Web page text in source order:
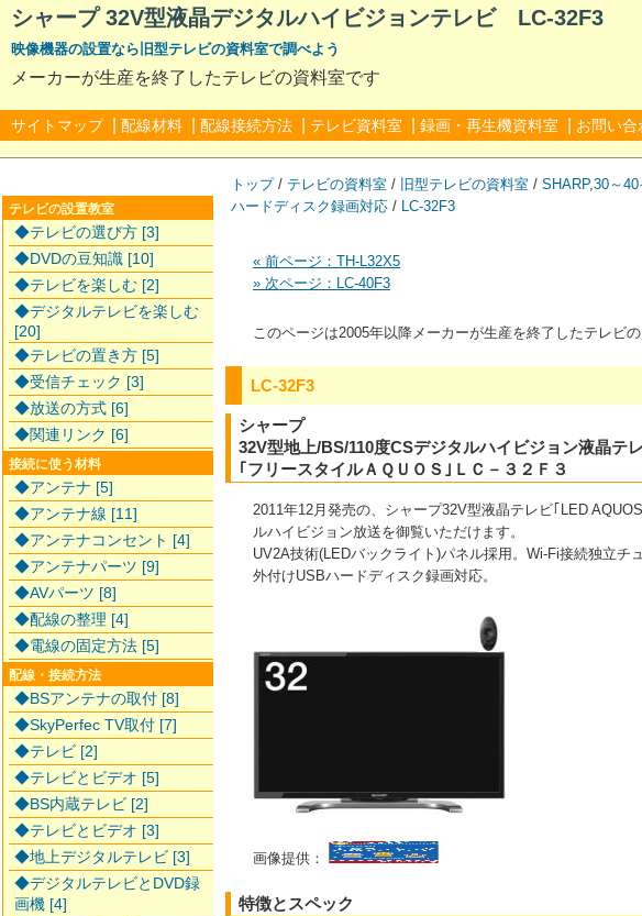
シャープ 32V型液晶デジタルハイビジョンテレビ LC-32F3
映像機器の設置なら旧型テレビの資料室で調べよう
メーカーが生産を終了したテレビの資料室です
サイトマップ 配線材料 配線接続方法 テレビ資料室 録画・再生機資料室 お問い合
トップ/ テレビの資料室 / 旧型テレビの資料室 / SHARP,30～
ハードディスク録画対応 / LC-32F3
« 前ページ：TH-L32X5
» 次ページ：LC-40F3
このページは2005年以降メーカーが生産を終了したテレビ
LC-32F3
シャープ
32V型地上/BS/110度CSデジタルハイビジョン液晶テ
｢フリースタイルＡＱＵＯＳ｣ＬＣ－３２Ｆ３
2011年12月発売の、シャープ32V型液晶テレビ｢LED
ルハイビジョン放送を御覧いただけます。
UV2A技術(LEDバックライト)パネル採用。Wi-Fi接続独立チ
外付けUSBハードディスク録画対応。
画像提供：
特徴とスペック
テレビの設置教室
◆テレビの選び方 [3]
◆DVDの豆知識 [10]
◆テレビを楽しむ [2]
◆デジタルテレビを楽しむ
[20]
◆テレビの置き方 [5]
◆受信チェック [3]
◆放送の方式 [6]
◆関連リンク [6]
接続に使う材料
◆アンテナ [5]
◆アンテナ線 [11]
◆アンテナコンセント [4]
◆アンテナパーツ [9]
◆AVパーツ [8]
◆配線の整理 [4]
◆電線の固定方法 [5]
配線・接続方法
◆BSアンテナの取付 [8]
◆SkyPerfec TV取付 [7]
◆テレビ [2]
◆テレビとビデオ [5]
◆BS内蔵テレビ [2]
◆テレビとビデオ [3]
◆地上デジタルテレビ [3]
◆デジタルテレビとDVD録
画機 [4]